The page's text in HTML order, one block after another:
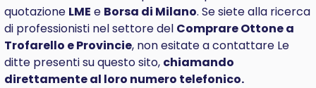
quotazione LME e Borsa di Milano. Se siete alla ricerca
di professionisti nel settore del ComprareOttone a
Trofarello e Provincie, non esitate a contattare Le
ditte presenti su questo sito, chiamando
direttamente al loro numero telefonico.